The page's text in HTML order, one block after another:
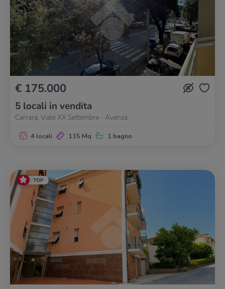
€ 175.000
5 locali in vendita
Carrara, Viale XX Settembre - Avenza
4 locali 115 Mq 1 bagno
TOP